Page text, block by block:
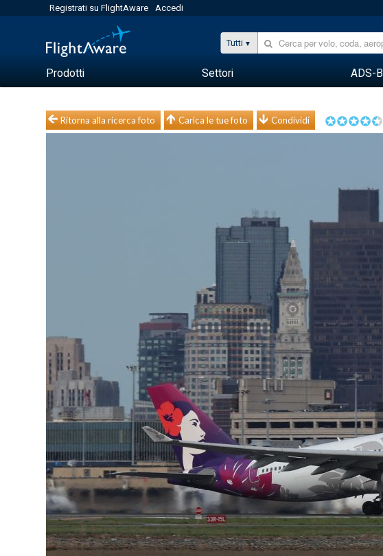
Registrati su FlightAware Accedi
Tutti
Prodotti Settori ADS-B
Ritorna alla ricerca foto Carica le tue foto Condividi